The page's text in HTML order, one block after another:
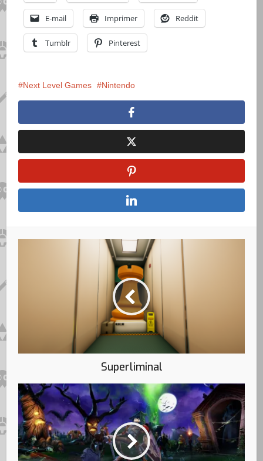
E-mail Imprimer Reddit
Tumblr Pinterest
Next Level Games Nintendo
Superliminal